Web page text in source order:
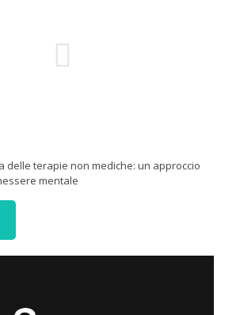
delle terapie non mediche: un approccio
mentale